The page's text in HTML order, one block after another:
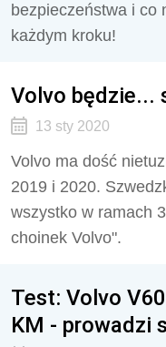
bezpieczeństwa i co
każdym kroku!
Volvo będzie...
13 sty 2020
Volvo ma dość
2019 i 2020.
wszystko w ramach
choinek Volvo".
Test: Volvo
KM - prowadzi